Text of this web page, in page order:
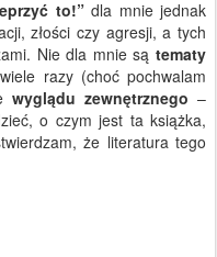
to!”dla mnie jednak
złości czy agresji, a tych
Nie dla mnie są tematy
razy (choć pochwalam
wyglądu zewnętrznego –
o czym jest ta książka,
że literatura tego